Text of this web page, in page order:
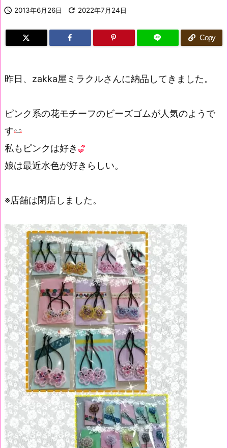
 2013年6月26日  2022年7月24日
Copy
昨日、zakka屋ミラクルさんに納品してきました。
ピンク系の花モチーフのビーズゴムが人気のようで
す
私もピンクは好き
娘は最近水色が好きらしい。
※店舗は閉店しました。